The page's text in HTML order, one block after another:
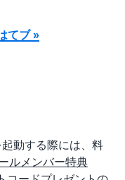
てブ »
動する際には、料
ルメンバー特典